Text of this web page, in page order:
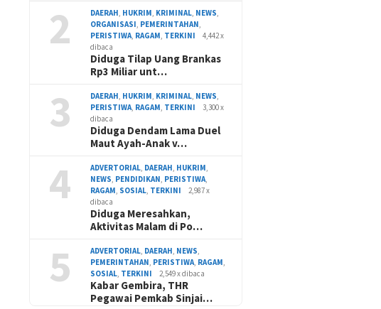
2 DAERAH HUKRIM KRIMINAL NEWS
ORGANISASI PEMERINTAHAN
PERISTIWA RAGAM TERKINI
4,442 x
dibaca
Diduga Tilap Uang Brankas
Rp3 Miliar unt…
3 DAERAH HUKRIM KRIMINAL NEWS
PERISTIWA RAGAM TERKINI
3,300 x
dibaca
Diduga Dendam Lama Duel
Maut Ayah-Anak v…
4 ADVERTORIAL DAERAH HUKRIM
NEWS PENDIDIKAN PERISTIWA
RAGAM SOSIAL TERKINI
2,987 x
dibaca
Diduga Meresahkan,
Aktivitas Malam di Po…
5 ADVERTORIAL DAERAH NEWS
PEMERINTAHAN PERISTIWA RAGAM
SOSIAL TERKINI 2,549 x dibaca
Kabar Gembira, THR
Pegawai Pemkab Sinjai…